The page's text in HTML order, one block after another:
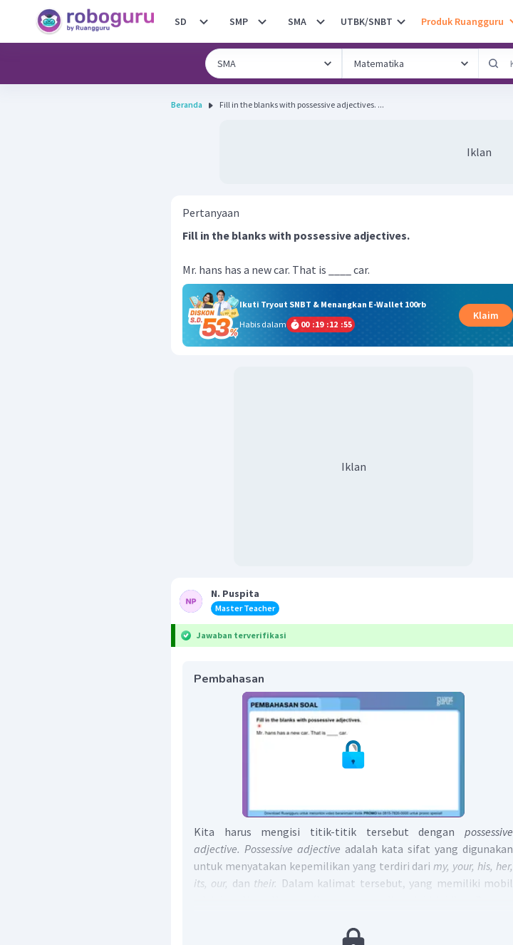
SD SMP SMA UTBK/SNBT Produk Ruangguru
Beranda Fill in the blanks with possessive adjectives. ...
Iklan
Pertanyaan
Fill in the blanks with possessive adjectives.
Mr. hans has a new car. That is ____ car.
Ikuti Tryout SNBT & Menangkan E-Wallet 100rb
Habis dalam
00 :19 :12 :54
Klaim
Iklan
N. Puspita
Master Teacher
Jawaban terverifikasi
Pembahasan
Kita harus mengisi titik-titik tersebut dengan possessive
adjective. Possessive adjective adalah kata sifat yang digunakan
untuk menyatakan kepemilikan yang terdiri darimy, your, his, her,
its, our, dan their. Dalam kalimat tersebut, yang memiliki mobil
Jadi, jawaban yang tepat adalah